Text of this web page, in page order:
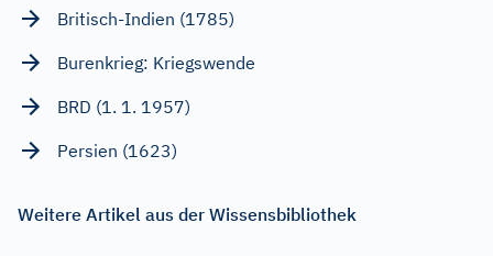
Britisch-Indien (1785)
Burenkrieg: Kriegswende
BRD (1. 1. 1957)
Persien (1623)
Weitere Artikel aus der Wissensbibliothek